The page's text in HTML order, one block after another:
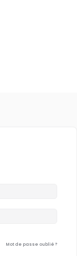
Mot de passe oublié ?